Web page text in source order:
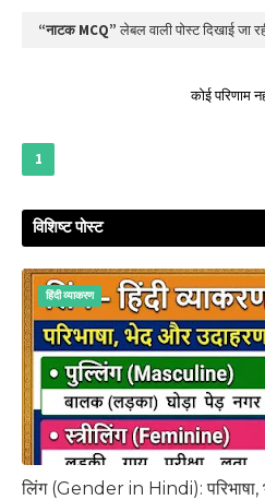
नाटक MCQ लेबल वाली पोस्ट दिखाई जा
कोई परिणाम
1
विशिष्ट पोस्ट
हिंदी व्‍याकरण
लिंग (Gender in Hindi):